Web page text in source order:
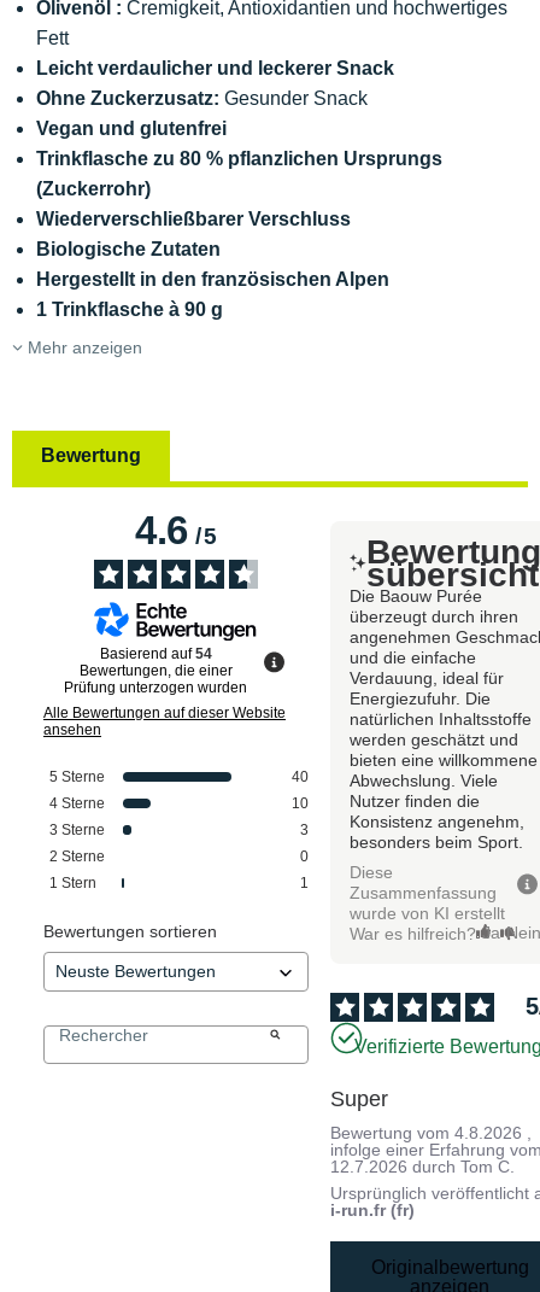
Olivenöl : Cremigkeit, Antioxidantien und hochwertiges
Fett
Leicht verdaulicher und leckerer Snack
Ohne Zuckerzusatz: Gesunder Snack
Vegan und glutenfrei
Trinkflasche zu 80 % pflanzlichen Ursprungs
(Zuckerrohr)
Wiederverschließbarer Verschluss
Biologische Zutaten
Hergestellt in den französischen Alpen
1 Trinkflasche à 90 g
Mehr anzeigen
Bewertung
4.6/5
Basierend auf54
Bewertungen, die einer
Prüfung unterzogen wurden
Alle Bewertungen auf dieser Website
ansehen
5 Sterne
40
4 Sterne
10
3 Sterne
3
2 Sterne
0
1 Stern 1
Bewertungen sortieren
sübersicht
Die Baouw Purée
überzeugt durch ihren
angenehmen
und die einfache
Verdauung, ideal für
Energiezufuhr. Die
natürlichen Inhaltsstoffe
werden geschätzt und
bieten eine willkommene
Abwechslung. Viele
Nutzer finden die
Konsistenz angenehm,
besonders beim Sport.
Diese
Zusammenfassung
wurde von KI erstellt
War es hilfreich? Ja
5
Verifizierte
Super
Bewertung vom4.8.2026
infolge einer Erfahrung
12.7.2026 durchTom C.
Ursprünglich veröffentlicht
i-run.fr (fr)
Originalbewertung
anzeigen